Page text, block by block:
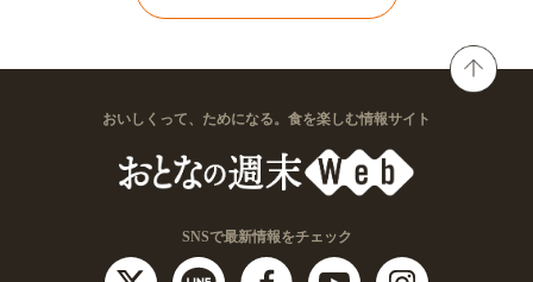
おいしくって、ためになる。食を楽しむ情報サイト
SNSで最新情報をチェック